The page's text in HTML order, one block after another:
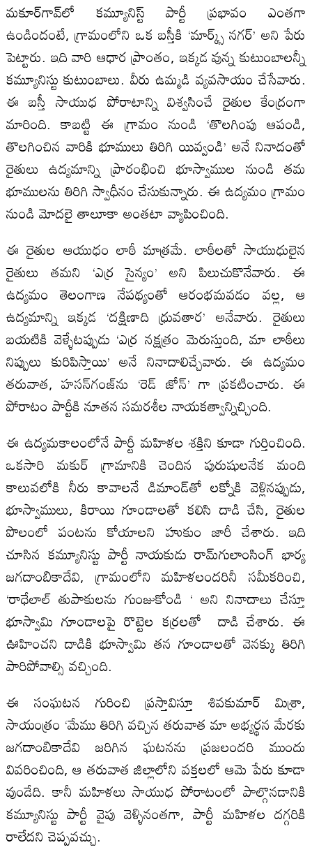
మకూర్‌గావ్‌లో కమ్యూనిస్ట్ పార్టీ ప్రభావం ఎంతగా
ఉండిందంటే, గ్రామంలోని ఒక బస్తీకి ‘మార్క్స్ నగర్’ అని పేరు
పెట్టారు. ఇది వారి ఆధార ప్రాంతం, ఇక్కడ వున్న కుటుంబాలన్నీ
కమ్యూనిస్టు కుటుంబాలు. వీరు ఉమ్మడి వ్యవసాయం చేసేవారు.
ఈ బస్తీ సాయుధ పోరాటాన్ని విశ్వసించే రైతుల కేంద్రంగా
మారింది. కాబట్టి ఈ గ్రామం నుండి ‘తొలగింపు ఆపండి,
తొలగించిన వారికి భూములు తిరిగి యివ్వండి’ అనే నినాదంతో
రైతులు ఉద్యమాన్ని ప్రారంభించి భూస్వాముల నుండి తమ
భూములను తిరిగి స్వాధీనం చేసుకున్నారు. ఈ ఉద్యమం గ్రామం
నుండి మోదలై తాలూకా అంతటా వ్యాపించింది.
ఈ రైతుల ఆయుధం లాఠీ మాత్రమే. లాఠీలతో సాయుధులైన
రైతులు తమని ‘ఎర్ర సైన్యం’ అని పిలుచుకొనేవారు. ఈ
ఉద్యమం తెలంగాణ నేపథ్యంతో ఆరంభమవడం వల్ల, ఆ
ఉద్యమాన్ని ఇక్కడ ‘దక్షిణాది ధ్రువతార’ అనేవారు. రైతులు
బయటికి వెళ్ళేటప్పుడు ‘ఎర్ర నక్షత్రం మెరుస్తుంది, మా లాఠీలు
నిప్పులు కురిపిస్తాయి’ అనే నినాదాలిచ్చేవారు. ఈ ఉద్యమం
తరువాత, హసన్‌గంజ్‌ను ‘రెడ్ జోన్’ గా ప్రకటించారు. ఈ
పోరాటం పార్టీకి నూతన సమరశీల నాయకత్వాన్నిచ్చింది.
ఈ ఉద్యమకాలంలోనే పార్టీ మహిళల శక్తిని కూడా గుర్తించింది.
ఒకసారి మకుర్ గ్రామానికి చెందిన పురుషులనేక మంది
కాలువలోకి నీరు కావాలనే డిమాండ్‌తో లక్నోకి వెళ్లినప్పుడు,
భూస్వాములు, కిరాయి గూండాలతో కలిసి దాడి చేసి, రైతుల
పొలంలో పంటను కోయాలని హుకుం జారీ చేశారు. ఇది
చూసిన కమ్యూనిస్టు పార్టీ నాయకుడు రామ్‌గులాంసింగ్ భార్య
జగదాంబికాదేవి, గ్రామంలోని మహిళలందరినీ సమీకరించి,
‘రాధేలాల్ తుపాకులను గుంజుకోండి ‘ అని నినాదాలు చేస్తూ
భూస్వామి గూండాలపై రొట్టెల కర్రలతో దాడి చేశారు. ఈ
ఊహించని దాడికి భూస్వామి తన గూండాలతో వెనక్కు తిరిగి
పారిపోవాల్సి వచ్చింది.
ఈ సంఘటన గురించి ప్రస్తావిస్తూ శివకుమార్ మిశ్రా,
సాయంత్రం ‘మేము తిరిగి వచ్చిన తరువాత మా అభ్యర్థన మేరకు
జగదాంబికాదేవి జరిగిన ఘటనను ప్రజలందరి ముందు
వివరించింది, ఆ తరువాత జిల్లాలోని వక్తలలో ఆమె పేరు కూడా
వుండేది. కానీ మహిళలు సాయుధ పోరాటంలో పాల్గొనడానికి
కమ్యూనిస్టు పార్టీ వైపు వెళ్ళినంతగా, పార్టీ మహిళల దగ్గరికి
రాలేదని చెప్పవచ్చు.